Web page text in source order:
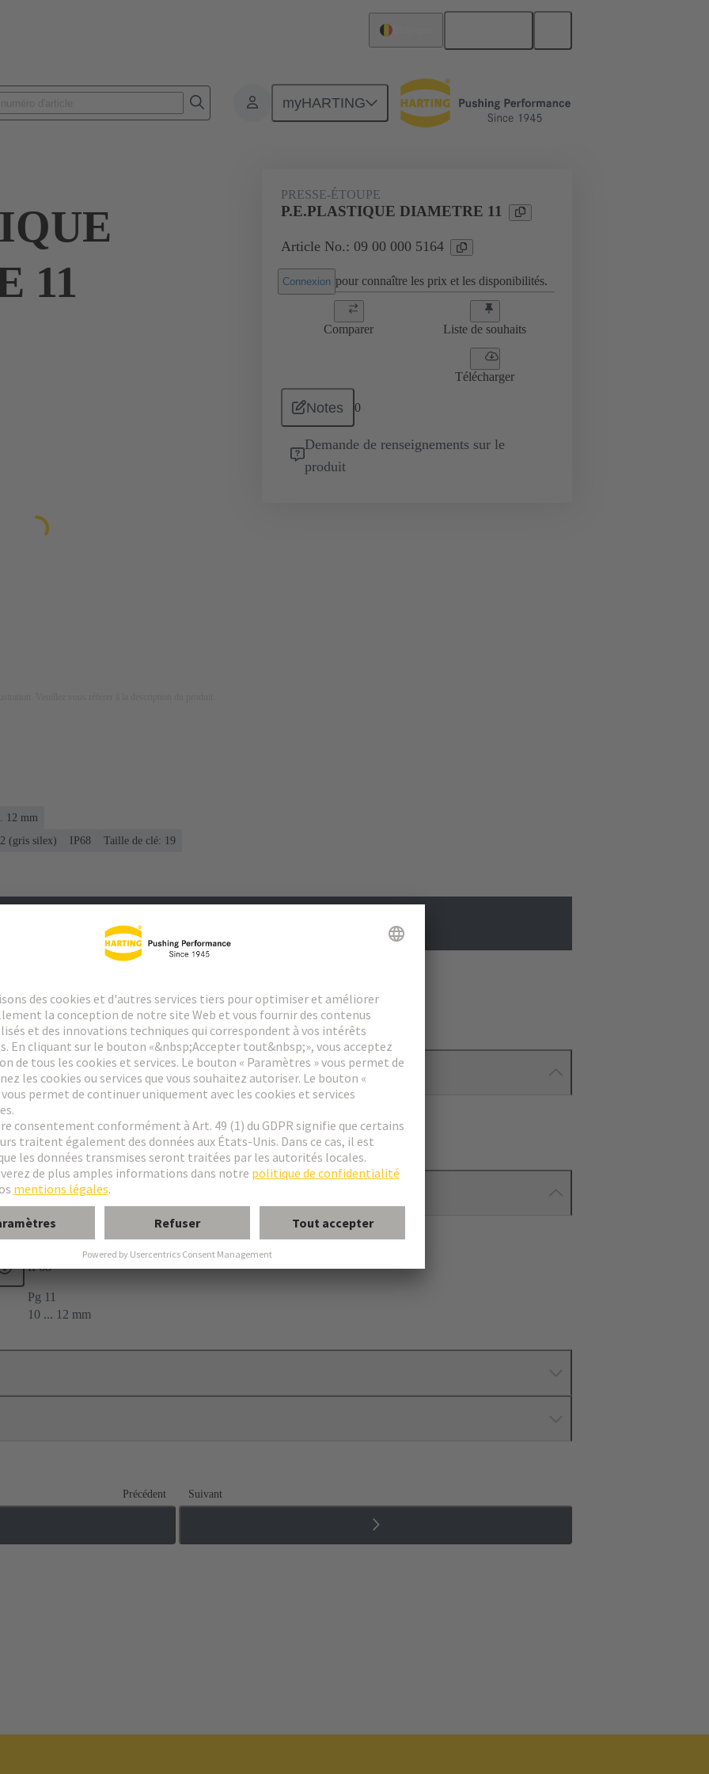
myHARTING
Accessoires Presse-étoupes 09 00 000 5164
11
PRESSE-ÉTOUPE
P.E.PLASTIQUE DIAMETRE 11
Article No.: 09 00 000 5164
Connexion pour connaître les prix et les disponibilités.
Comparer Liste de souhaits
Télécharger
Notes 0
Demande de renseignements sur le
produit
12 mm
(gris silex)
IP68 Taille de clé: 19
Produits assortis
19
IP68
Pg 11
10 ... 12 mm
Précédent Suivant